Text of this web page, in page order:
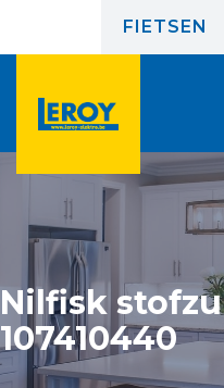
FIETSEN
Nilfisk
107410440